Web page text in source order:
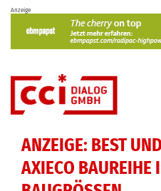
Skip
content
Anzeige
ANZEIGE: BEST
AXIECO BAUREIHE